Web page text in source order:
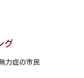
グ
力症の市民